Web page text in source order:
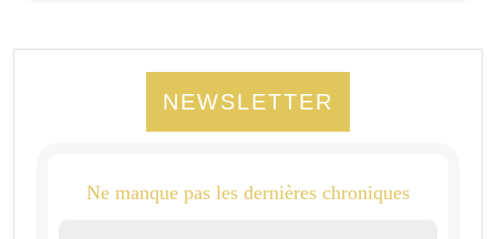
NEWSLETTER
Ne manque pas les dernières chroniques